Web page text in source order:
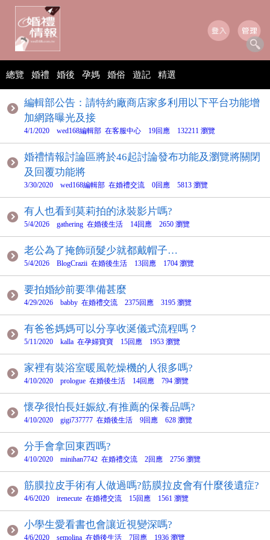
總覽 婚禮 婚後 孕媽 婚俗 遊記 精選
編輯部公告：請特約廠商店家多利用以下平台功能增
加網路曝光及接
4/1/2020 wed168編輯部 在客服中心 19回應 132211 瀏覽
婚禮情報討論區將於46起討論發布功能及瀏覽將關閉
及回覆功能將
3/30/2020 wed168編輯部 在婚禮交流 0回應 5813 瀏覽
有人也看到莫莉拍的泳裝影片嗎?
5/4/2026 gathering 在婚後生活 14回應 2650 瀏覽
老公為了掩飾頭髮少就都戴帽子…
5/4/2026 BlogCrazii 在婚後生活 13回應 1704 瀏覽
要拍婚紗前要準備甚麼
4/29/2026 babby 在婚禮交流 2375回應 3195 瀏覽
有爸爸媽媽可以分享收涎儀式流程嗎？
5/11/2020 kalla 在孕婦寶寶 15回應 1953 瀏覽
家裡有裝浴室暖風乾燥機的人很多嗎?
4/10/2020 prologue 在婚後生活 14回應 794 瀏覽
懷孕很怕長妊娠紋,有推薦的保養品嗎?
4/10/2020 gigi737777 在婚後生活 9回應 628 瀏覽
分手會拿回東西嗎?
4/10/2020 minihan7742 在婚禮交流 2回應 2756 瀏覽
筋膜拉皮手術有人做過嗎?筋膜拉皮會有什麼後遺症?
4/6/2020 irenecute 在婚禮交流 15回應 1561 瀏覽
小學生愛看書也會讓近視變深嗎?
4/6/2020 semolina 在婚後生活 7回應 1936 瀏覽